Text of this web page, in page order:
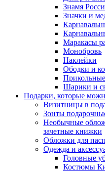
Знамя
Значки и
Маракасы
Монобровь
Наклейки
Ободки и
Шарики и
Подарки, которые
Визитницы в
Зонты
Необычные
зачетные книжки
Обложки для
Одежда и
Головные
Костюмы